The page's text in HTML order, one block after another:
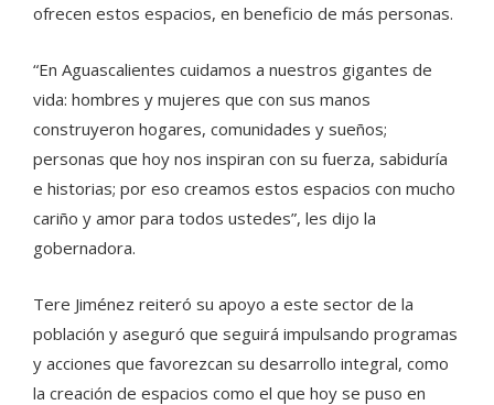
ofrecen estos espacios, en beneficio de más personas.
“En Aguascalientes cuidamos a nuestros gigantes de
vida: hombres y mujeres que con sus manos
construyeron hogares, comunidades y sueños;
personas que hoy nos inspiran con su fuerza, sabiduría
e historias; por eso creamos estos espacios con mucho
cariño y amor para todos ustedes”, les dijo la
gobernadora.
Tere Jiménez reiteró su apoyo a este sector de la
población y aseguró que seguirá impulsando programas
y acciones que favorezcan su desarrollo integral, como
la creación de espacios como el que hoy se puso en